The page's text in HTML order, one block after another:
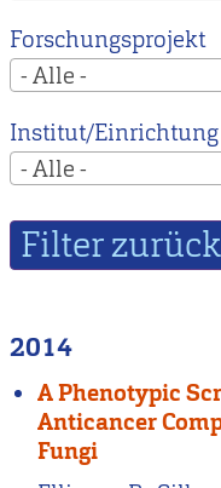
Forschungsprojekt
- Alle -
Institut/Einrichtung
- Alle -
2014
A Phenotypic
Anticancer
Fungi